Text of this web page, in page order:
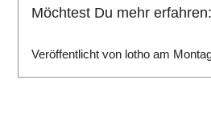
Möchtest Du mehr erfahren:
Veröffentlicht von lotho am